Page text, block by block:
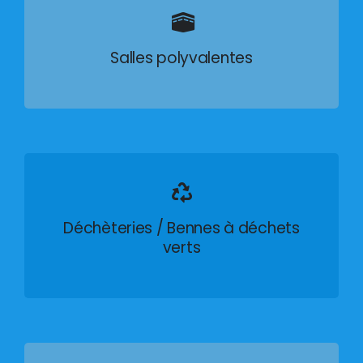
Salles polyvalentes
Déchèteries / Bennes à déchets
verts